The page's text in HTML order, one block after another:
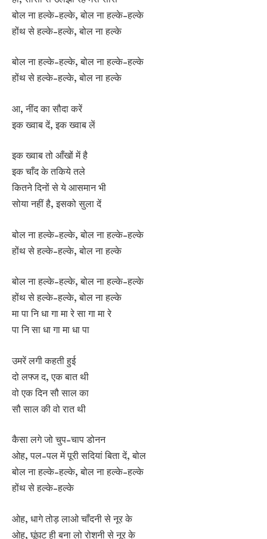
बोल ना हल्के-हल्के, बोल ना हल्के-हल्के
होंथ से हल्के-हल्के, बोल ना हल्के
बोल ना हल्के-हल्के, बोल ना हल्के-हल्के
होंथ से हल्के-हल्के, बोल ना हल्के
आ, नींद का सौदा करें
इक ख्वाब दें, इक ख्वाब लें
इक ख्वाब तो आँखों में है
इक चाँद के तकिये तले
कितने दिनों से ये आसमान भी
सोया नहीं है, इसको सुला दें
बोल ना हल्के-हल्के, बोल ना हल्के-हल्के
होंथ से हल्के-हल्के, बोल ना हल्के
बोल ना हल्के-हल्के, बोल ना हल्के-हल्के
होंथ से हल्के-हल्के, बोल ना हल्के
मा पा नि धा गा मा रे सा गा मा रे
पा नि सा धा गा मा धा पा
उमरें लगी कहती हुई
दो लफ्ज द, एक बात थी
वो एक दिन सौ साल का
सौ साल की वो रात थी
कैसा लगे जो चुप-चाप डोनन
ओह, पल-पल में पूरी सदियां बिता दें, बोल
बोल ना हल्के-हल्के, बोल ना हल्के-हल्के
होंथ से हल्के-हल्के
ओह, धागे तोड़ लाओ चाँदनी से नूर के
ओह, घूंघट ही बना लो रोशनी से नूर के